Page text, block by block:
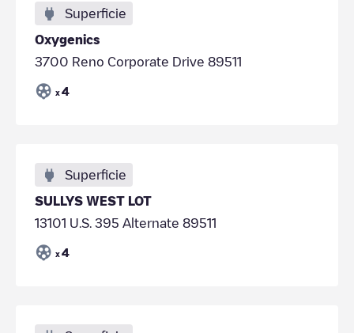
Superficie
Oxygenics
3700 Reno Corporate Drive 89511
x 4
Superficie
SULLYS WEST LOT
13101 U.S. 395 Alternate 89511
x 4